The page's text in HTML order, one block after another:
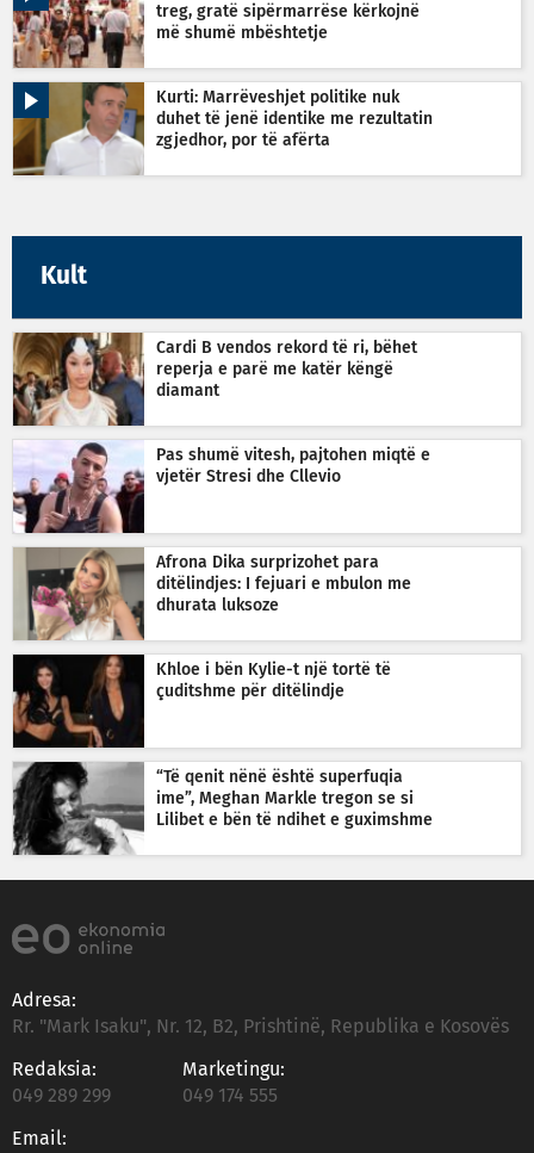
treg, gratë sipërmarrëse kërkojnë
më shumë mbështetje
Kurti: Marrëveshjet politike nuk
duhet të jenë identike me rezultatin
zgjedhor, por të afërta
Kult
Cardi B vendos rekord të ri, bëhet
reperja e parë me katër këngë
diamant
Pas shumë vitesh, pajtohen miqtë e
vjetër Stresi dhe Cllevio
Afrona Dika surprizohet para
ditëlindjes: I fejuari e mbulon me
dhurata luksoze
Khloe i bën Kylie-t një tortë të
çuditshme për ditëlindje
“Të qenit nënë është superfuqia
ime”, Meghan Markle tregon se si
Lilibet e bën të ndihet e guximshme
Adresa:
Rr. "Mark Isaku", Nr. 12, B2, Prishtinë, Republika e Kosovës
Redaksia:
049 289 299
Marketingu:
049 174 555
Email: